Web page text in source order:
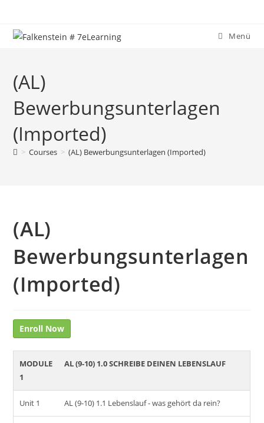
springen
Menü
(AL)
Bewerbungsunterlagen
(Imported)
> Courses > (AL) Bewerbungsunterlagen (Imported)
(AL)
Bewerbungsunterlagen
(Imported)
Enroll Now
MODULE
1
AL (9-10) 1.0 SCHREIBE DEINEN LEBENSLAUF
Unit 1 AL (9-10) 1.1 Lebenslauf - was gehört da rein?